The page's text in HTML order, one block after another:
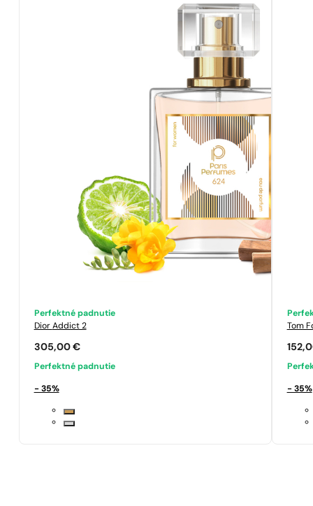
Perfektné padnutie
Dior Addict 2
305,00 €
Perfektné padnutie
- 35%
Tom
- 35%